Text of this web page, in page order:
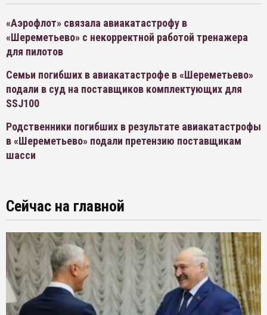
«Аэрофлот» связала авиакатастрофу в
«Шереметьево» с некорректной работой тренажера
для пилотов
Семьи погибших в авиакатастрофе в «Шереметьево»
подали в суд на поставщиков комплектующих для
SSJ100
Родственники погибших в результате авиакатастрофы
в «Шереметьево» подали претензию поставщикам
шасси
Сейчас на главной